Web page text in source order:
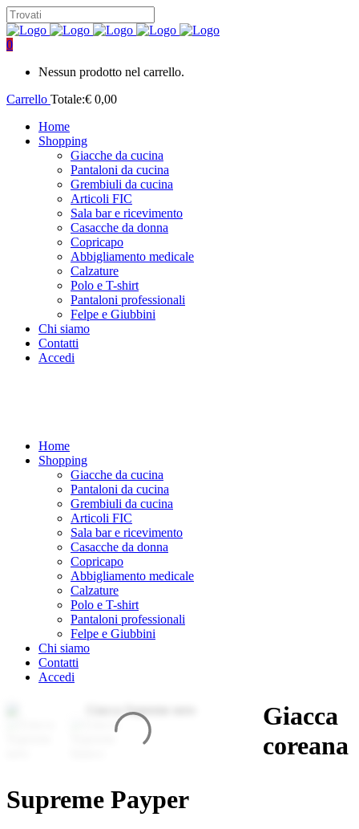
0
Nessun prodotto nel carrello.
Carrello Totale:€ 0,00
Home
Shopping
Giacche da cucina
Pantaloni da cucina
Grembiuli da cucina
Articoli FIC
Sala bar e ricevimento
Casacche da donna
Copricapo
Abbigliamento medicale
Calzature
Polo e T-shirt
Pantaloni professionali
Felpe e Giubbini
Chi siamo
Contatti
Accedi
Home
Shopping
Giacche da cucina
Pantaloni da cucina
Grembiuli da cucina
Articoli FIC
Sala bar e ricevimento
Casacche da donna
Copricapo
Abbigliamento medicale
Calzature
Polo e T-shirt
Pantaloni professionali
Felpe e Giubbini
Chi siamo
Contatti
Accedi
Giacca
coreana
Supreme Payper